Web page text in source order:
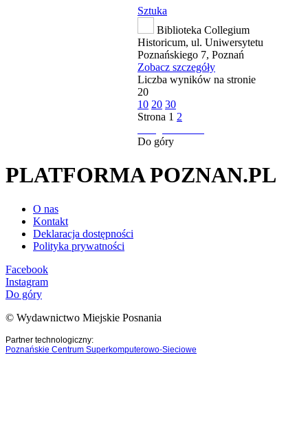
Sztuka
Biblioteka Collegium
Historicum, ul. Uniwersytetu
Poznańskiego 7, Poznań
Zobacz szczegóły
Liczba wyników na stronie
20
10 20 30
Strona 1 2
Do góry
PLATFORMA POZNAN.PL
O nas
Kontakt
Deklaracja dostępności
Polityka prywatności
Facebook
Instagram
Do góry
© Wydawnictwo Miejskie Posnania
Partner technologiczny:
Poznańskie Centrum Superkomputerowo-Sieciowe